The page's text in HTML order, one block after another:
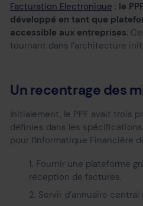
Facturation Electronique : le
développé en tant que
accessible aux entreprises.
tournant dans l’architecture
Un recentrage des
Initialement, le PPF avait trois
définies dans les
pour l’Informatique Financière
Fournir une plateforme
réception de factures.
Servir d’annuaire